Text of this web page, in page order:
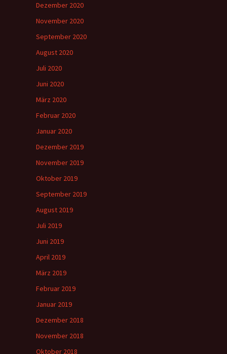
Dezember 2020
November 2020
September 2020
August 2020
Juli 2020
Juni 2020
März 2020
Februar 2020
Januar 2020
Dezember 2019
November 2019
Oktober 2019
September 2019
August 2019
Juli 2019
Juni 2019
April 2019
März 2019
Februar 2019
Januar 2019
Dezember 2018
November 2018
Oktober 2018